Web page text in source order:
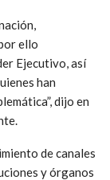
ello
Ejecutivo, así
han
dijo en
de canales
y órganos